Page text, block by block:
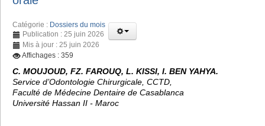
Catégorie : Dossiers du mois
Publication : 25 juin 2026
Mis à jour : 25 juin 2026
Affichages : 359
C. MOUJOUD, FZ. FAROUQ, L. KISSI, I. BEN YAHYA.
Service d’Odontologie Chirurgicale, CCTD,
Faculté de Médecine Dentaire de Casablanca
Université Hassan II - Maroc